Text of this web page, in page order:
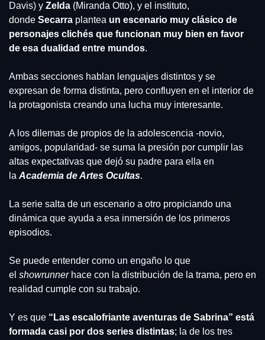
Davis) y Zelda (Miranda Otto), y el instituto,
donde Secarra plantea un escenario muy clásico de
personajes clichés que funcionan muy bien en favor
de esa dualidad entre mundos.
Ambas secciones hablan lenguajes distintos y se
expresan de forma distinta, pero confluyen en el interior de
la protagonista creando una lucha muy interesante.
A los dilemas de propios de la adolescencia -novio,
amigos, popularidad- se suma la presión por cumplir las
altas expectativas que dejó su padre para ella en
la Academia de Artes Ocultas.
La serie salta de un escenario a otro propiciando una
dinámica que ayuda a esa inmersión de los primeros
episodios.
Se puede entender como un engaño lo que
el showrunner hace con la distribución de la trama, pero en
realidad cumple con su trabajo.
Y es que “Las escalofriante aventuras de Sabrina” está
formada casi por dos series distintas; la de los tres